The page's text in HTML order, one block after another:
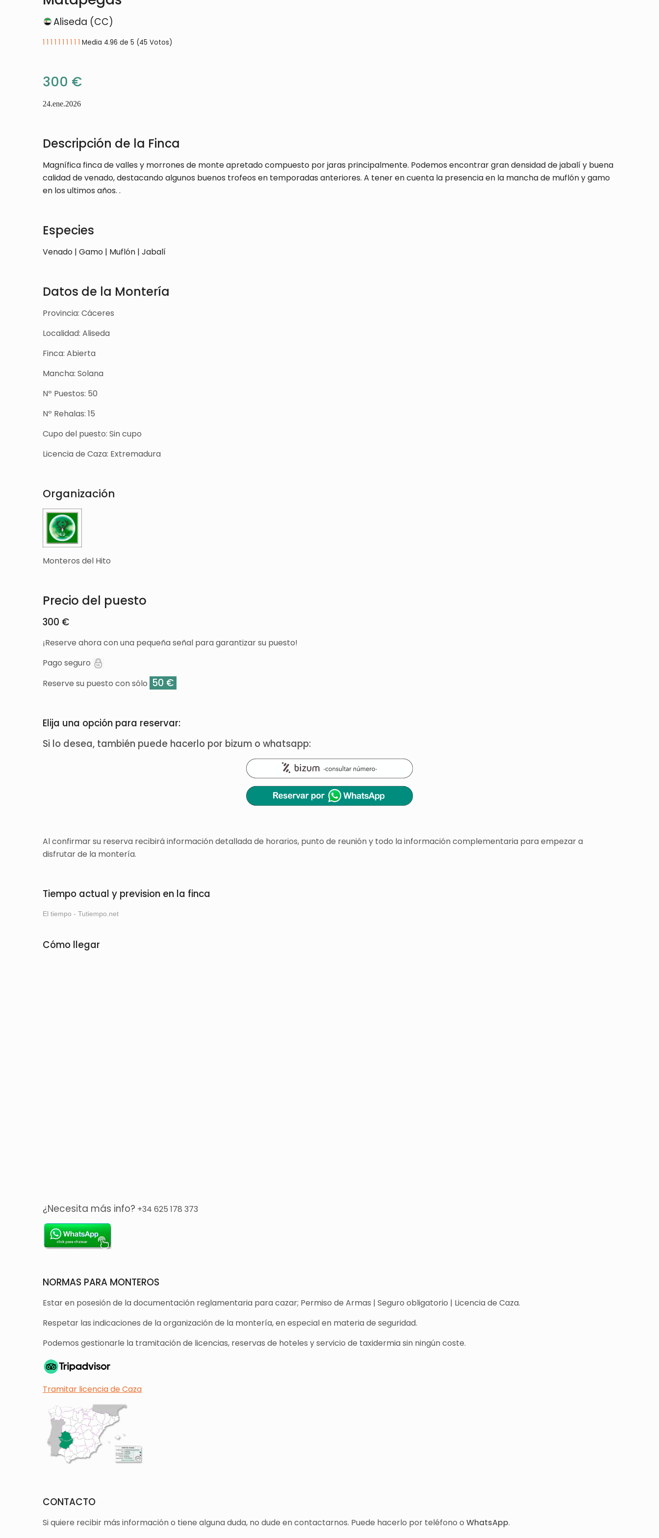
Aliseda (CC)
1 1 1 1 1 1 1 1 1 1 Media 4.96 de 5 (45 Votos)
300 €
24.ene.2026
Descripción de la Finca
Magnífica finca de valles y morrones de monte apretado compuesto por jaras principalmente. Podemos encontrar gran densidad de jabalí y buena
calidad de venado, destacando algunos buenos trofeos en temporadas anteriores. A tener en cuenta la presencia en la mancha de muflón y gamo
en los ultimos años. .
Especies
Venado | Gamo | Muflón | Jabalí
Datos de la Montería
Provincia: Cáceres
Localidad: Aliseda
Finca: Abierta
Mancha: Solana
Nº Puestos: 50
Nº Rehalas: 15
Cupo del puesto: Sin cupo
Licencia de Caza: Extremadura
Organización
Monteros del Hito
Precio del puesto
300 €
¡Reserve ahora con una pequeña señal para garantizar su puesto!
Pago seguro
Reserve su puesto con sólo 50 €
Elija una opción para reservar:
Si lo desea, también puede hacerlo por bizum o whatsapp:
Al confirmar su reserva recibirá información detallada de horarios, punto de reunión y todo la información complementaria para empezar a
disfrutar de la montería.
Tiempo actual y prevision en la finca
El tiempo - Tutiempo.net
Cómo llegar
¿Necesita más info? +34 625 178 373
NORMAS PARA MONTEROS
Estar en posesión de la documentación reglamentaria para cazar; Permiso de Armas | Seguro obligatorio | Licencia de Caza.
Respetar las indicaciones de la organización de la montería, en especial en materia de seguridad.
Podemos gestionarle la tramitación de licencias, reservas de hoteles y servicio de taxidermia sin ningún coste.
Tramitar licencia de Caza
CONTACTO
Si quiere recibir más información o tiene alguna duda, no dude en contactarnos. Puede hacerlo por teléfono o WhatsApp.